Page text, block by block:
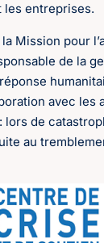
les entreprises.
Mission pour
de la
avec les
lors de
au